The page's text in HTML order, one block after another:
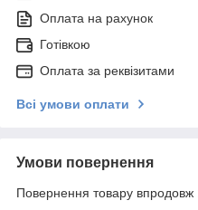
Оплата на рахунок
Готівкою
Оплата за реквізитами
Всі умови оплати
Умови повернення
Повернення товару впродовж